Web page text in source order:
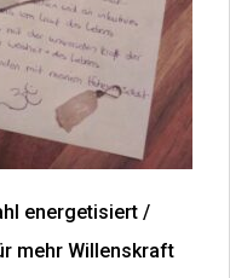
energetisiert /
mehr Willenskraft